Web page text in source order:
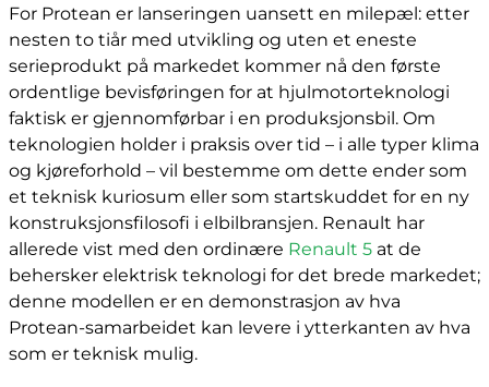
For Protean er lanseringen uansett en milepæl: etter
nesten to tiår med utvikling og uten et eneste
serieprodukt på markedet kommer nå den første
ordentlige bevisføringen for at hjulmotorteknologi
faktisk er gjennomførbar i en produksjonsbil. Om
teknologien holder i praksis over tid – i alle typer klima
og kjøreforhold – vil bestemme om dette ender som
et teknisk kuriosum eller som startskuddet for en ny
konstruksjonsfilosofi i elbilbransjen. Renault har
allerede vist med den ordinære Renault 5 at de
behersker elektrisk teknologi for det brede markedet;
denne modellen er en demonstrasjon av hva
Protean-samarbeidet kan levere i ytterkanten av hva
som er teknisk mulig.